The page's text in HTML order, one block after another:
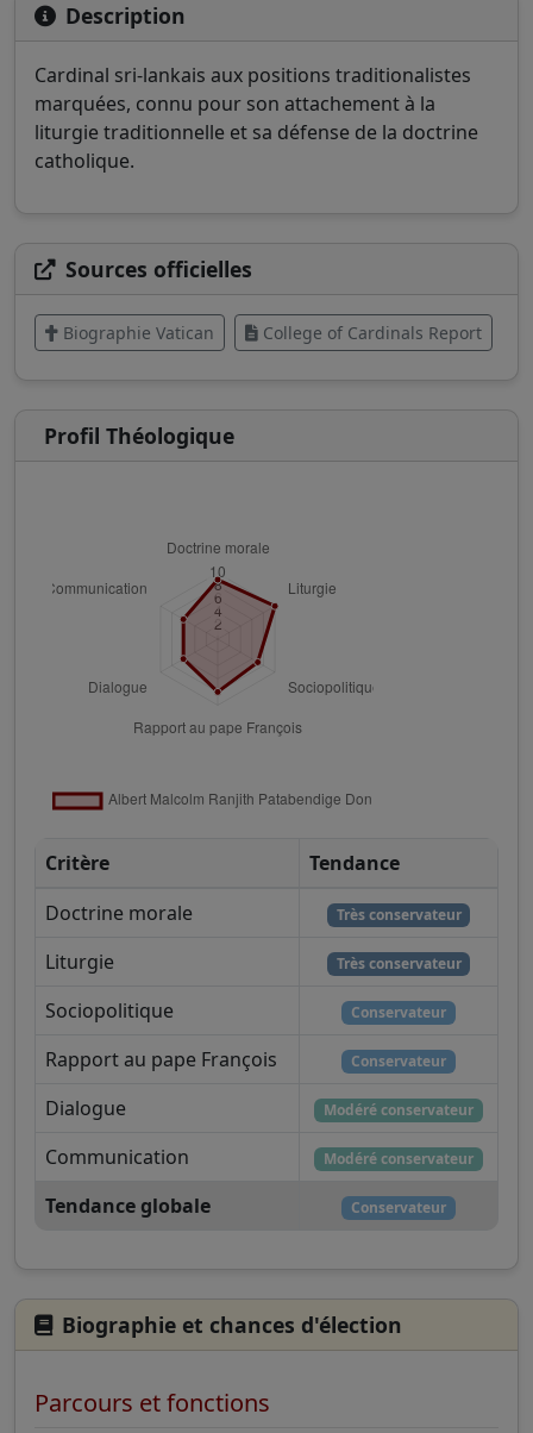
Description
Cardinal sri-lankais aux positions traditionalistes
marquées, connu pour son attachement à la
liturgie traditionnelle et sa défense de la doctrine
catholique.
Sources officielles
Biographie Vatican College of Cardinals Report
Profil Théologique
Critère
Tendance
Doctrine morale
Très conservateur
Liturgie Très conservateur
Sociopolitique Conservateur
Rapport au pape François Conservateur
Dialogue Modéré conservateur
Communication Modéré conservateur
Tendance globale Conservateur
Biographie et chances d'élection
Parcours et fonctions